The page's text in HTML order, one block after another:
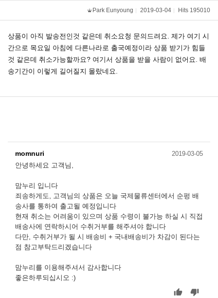
Park Eunyoung 2019-03-04 Hits 195010
상품이 아직 발송전인것 같은데 취소요청 문의드려요. 제가 여기 시
간으로 목요일 아침에 다른나라로 출국예정이라 상품 받기가 힘들
것 같은데 취소가능할까요? 여기서 상품을 받을 사람이 없어요. 배
송기간이 이렇게 길어질지 몰랐네요.
momnuri 2019-03-05
안녕하세요 고객님,
맘누리 입니다
죄송하게도, 고객님의 상품은 오늘 국제물류센터에서 순펑 배
송사를 통하여 출고될 예정입니다
현재 취소는 어려움이 있으며 상품 수령이 불가능 하실 시 직접
배송사에 연락하시어 수취거부를 해주셔야 합니다
다만, 수취거부가 될 시 배송비 + 국내배송비가 차감이 된다는
점 참고부탁드리겠습니다
맘누리를 이용해주셔서 감사합니다
좋은하루되십시오 :)